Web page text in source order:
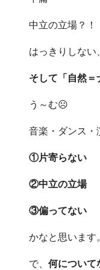
中立の立場？！
はっきりしない
そして「自然
う～む☹
音楽・ダンス
①片寄らない
②中立の立場
③偏ってない
かなと思います。
で、 何について